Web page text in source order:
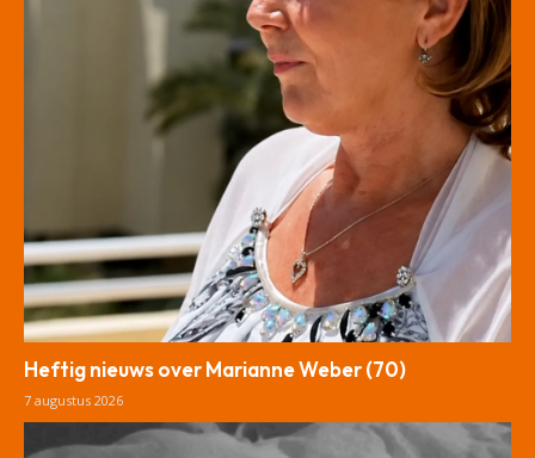
Heftig nieuws over Marianne Weber (70)
7 augustus 2026